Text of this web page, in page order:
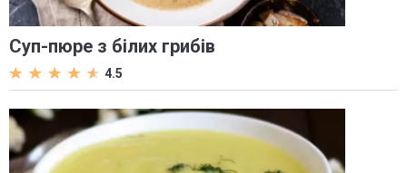
Суп-пюре з білих грибів
4.5